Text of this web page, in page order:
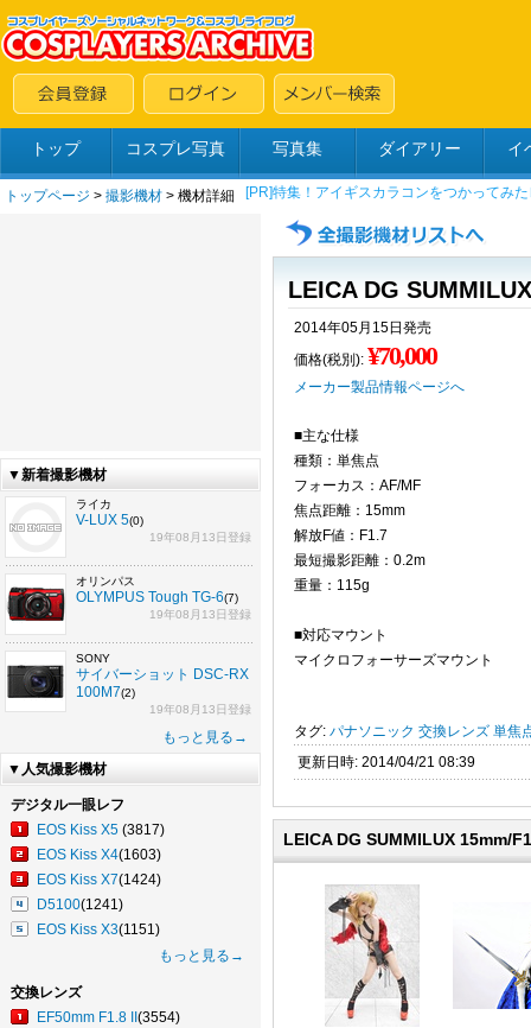
トップ コスプレ写真 写真集 ダイアリー イ
トップページ > 撮影機材 > 機材詳細
▼新着撮影機材
ライカ
V-LUX 5(0)
19年08月13日登録
オリンパス
OLYMPUS Tough TG-6(7)
19年08月13日登録
SONY
サイバーショット DSC-RX
100M7(2)
19年08月13日登録
もっと見る→
▼人気撮影機材
デジタル一眼レフ
EOS Kiss X5 (3817)
EOS Kiss X4(1603)
EOS Kiss X7(1424)
D5100(1241)
EOS Kiss X3(1151)
もっと見る→
交換レンズ
EF50mm F1.8 II (3554)
LEICA DG
2014年05月15日発売
価格(税別): ¥70,000
メーカー製品情報ページへ
■主な仕様
種類：単焦点
フォーカス：AF/MF
焦点距離：15mm
解放F値：F1.7
最短撮影距離：0.2m
重量：115g
■対応マウント
マイクロフォーサーズマウント
タグ: パナソニック 交換レンズ 単焦
更新日時: 2014/04/21 08:39
LEICA DG SUMMILUX 15mm/